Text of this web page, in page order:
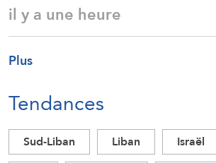
il y a une heure
Plus
Tendances
Sud-Liban Liban Israël